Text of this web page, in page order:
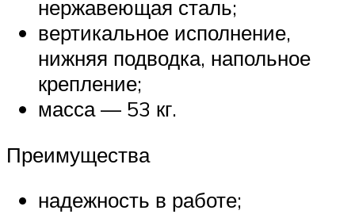
нержавеющая сталь;
вертикальное исполнение,
нижняя подводка, напольное
крепление;
масса — 53 кг.
Преимущества
надежность в работе;